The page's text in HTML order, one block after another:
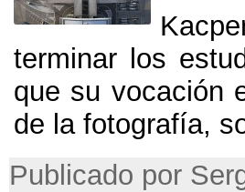
terminar los
que su vocación
de la fotografía,
Publicado por